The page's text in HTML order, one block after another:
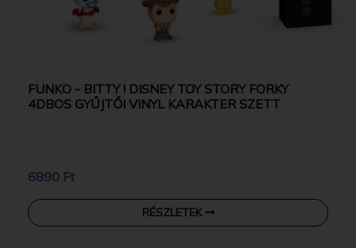
FUNKO - BITTY ! DISNEY TOY STORY FORKY
4DBOS GYŰJTŐI VINYL KARAKTER SZETT
6890 Ft
RÉSZLETEK